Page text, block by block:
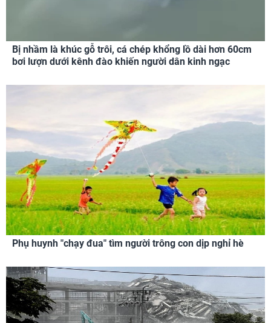
Bị nhầm là khúc gỗ trôi, cá chép khổng lồ dài hơn 60cm
bơi lượn dưới kênh đào khiến người dân kinh ngạc
Phụ huynh "chạy đua" tìm người trông con dịp nghỉ hè